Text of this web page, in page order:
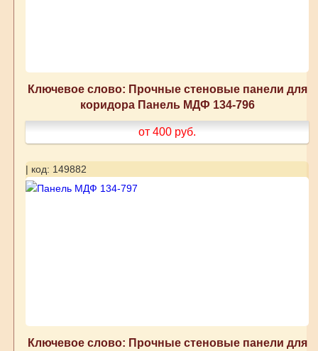
Ключевое слово: Прочные стеновые панели для
коридора Панель МДФ 134-796
от 400 руб.
| код: 149882
Ключевое слово: Прочные стеновые панели для